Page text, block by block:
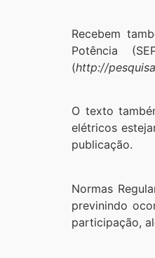
Recebem
Potência
(http://
O texto
elétricos
publicação.
Normas
previnindo
participação,